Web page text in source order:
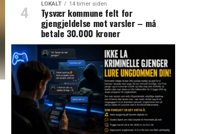
LOKALT 14 timer siden
Tysvær kommune felt for
gjengjeldelse mot varsler – må
betale 30.000 kroner